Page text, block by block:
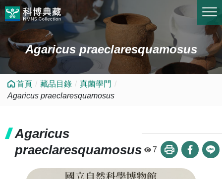
跳到中央內容區塊
Agaricus praeclaresquamosus
首頁 藏品目錄
真菌學門
Agaricus praeclaresquamosus
Agaricus
praeclaresquamosus
7